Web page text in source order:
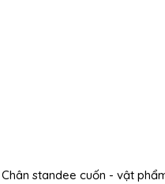
Chân standee cuốn - vật